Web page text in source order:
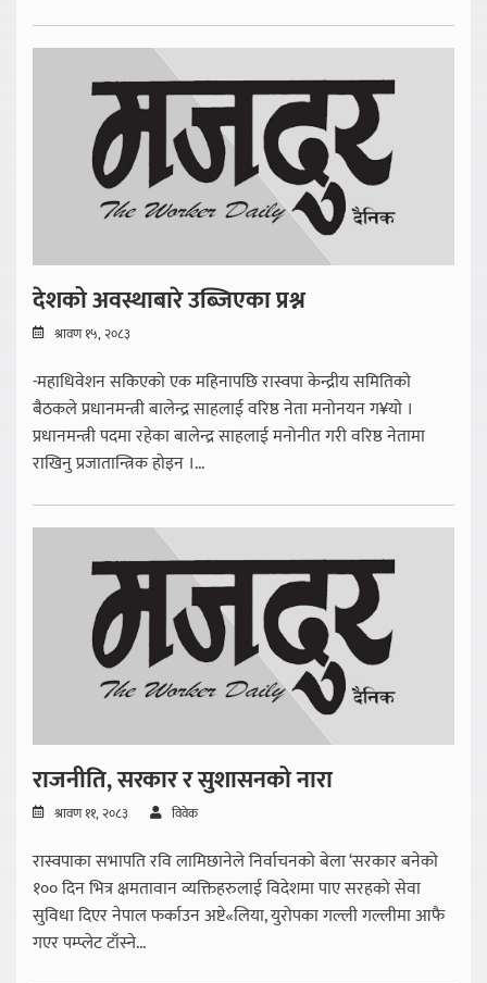
देशको अवस्थाबारे उब्जिएका प्रश्न
श्रावण १५, २०८३
-महाधिवेशन सकिएको एक महिनापछि रास्वपा केन्द्रीय समितिको
बैठकले प्रधानमन्त्री बालेन्द्र साहलाई वरिष्ठ नेता मनोनयन ग¥यो ।
प्रधानमन्त्री पदमा रहेका बालेन्द्र साहलाई मनोनीत गरी वरिष्ठ नेतामा
राखिनु प्रजातान्त्रिक होइन ।...
राजनीति, सरकार र सुशासनको नारा
श्रावण ११, २०८३ विवेक
रास्वपाका सभापति रवि लामिछानेले निर्वाचनको बेला ‘सरकार बनेको
१०० दिन भित्र क्षमतावान व्यक्तिहरुलाई विदेशमा पाए सरहको सेवा
सुविधा दिएर नेपाल फर्काउन अष्टे«लिया, युरोपका गल्ली गल्लीमा आफै
गएर पम्प्लेट टाँस्ने...